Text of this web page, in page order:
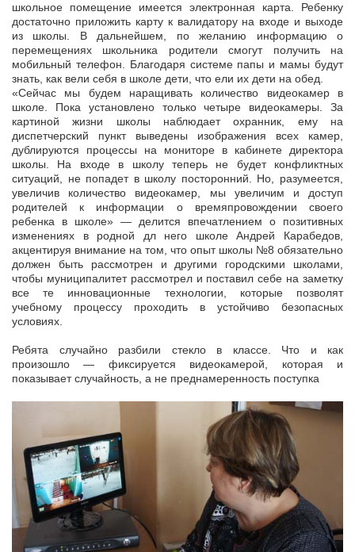
школьное помещение имеется электронная карта. Ребенку
достаточно приложить карту к валидатору на входе и выходе
из школы. В дальнейшем, по желанию информацию о
перемещениях школьника родители смогут получить на
мобильный телефон. Благодаря системе папы и мамы будут
знать, как вели себя в школе дети, что ели их дети на обед.
«Сейчас мы будем наращивать количество видеокамер в
школе. Пока установлено только четыре видеокамеры. За
картиной жизни школы наблюдает охранник, ему на
диспетчерский пункт выведены изображения всех камер,
дублируются процессы на мониторе в кабинете директора
школы. На входе в школу теперь не будет конфликтных
ситуаций, не попадет в школу посторонний. Но, разумеется,
увеличив количество видеокамер, мы увеличим и доступ
родителей к информации о времяпровождении своего
ребенка в школе» — делится впечатлением о позитивных
изменениях в родной дл него школе Андрей Карабедов,
акцентируя внимание на том, что опыт школы №8 обязательно
должен быть рассмотрен и другими городскими школами,
чтобы муниципалитет рассмотрел и поставил себе на заметку
все те инновационные технологии, которые позволят
учебному процессу проходить в устойчиво безопасных
условиях.
Ребята случайно разбили стекло в классе. Что и как
произошло — фиксируется видеокамерой, которая и
показывает случайность, а не преднамеренность поступка